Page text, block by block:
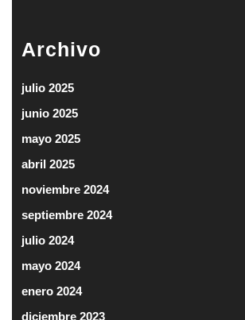
Archivo
julio 2025
junio 2025
mayo 2025
abril 2025
noviembre 2024
septiembre 2024
julio 2024
mayo 2024
enero 2024
diciembre 2023